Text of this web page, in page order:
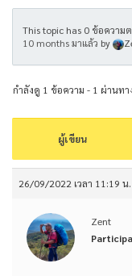
This topic has 0 ข้อความ
10 months มาแล้ว by
กำลังดู 1 ข้อความ - 1 ผ่านท
ผู้เขียน
26/09/2022 เวลา 11:19 น.
Zent